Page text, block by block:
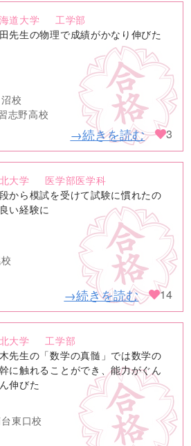
道大学
工学部
先生の物理で成績がかなり伸びた
校
志野高校
→続きを読む 3
大学
医学部医学科
から模試を受けて試験に慣れたの
い経験に
→続きを読む 14
大学
工学部
先生の「数学の真髄」では数学の
に触れることができ、能力がぐん
伸びた
東口校